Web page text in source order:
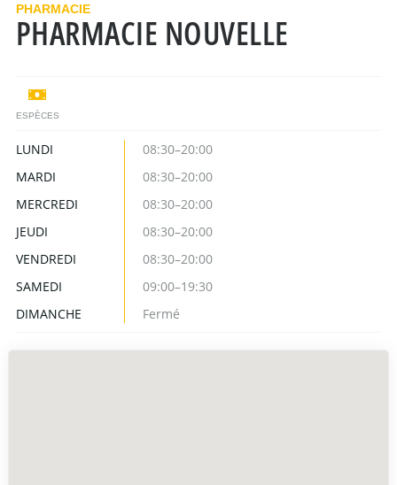
PHARMACIE
PHARMACIE NOUVELLE
ESPÈCES
LUNDI
MARDI
MERCREDI
JEUDI
VENDREDI
SAMEDI
DIMANCHE
08:30–20:00
08:30–20:00
08:30–20:00
08:30–20:00
08:30–20:00
09:00–19:30
Fermé